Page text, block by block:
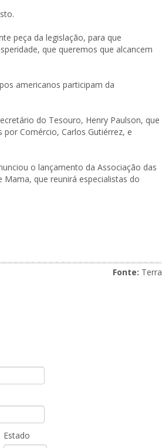
peça da legislação, para que
que queremos que alcancem
americanos participam da
do Tesouro, Henry Paulson, que
Comércio, Carlos Gutiérrez, e
o lançamento da Associação das
que reunirá especialistas do
Fonte: Terra
Estado